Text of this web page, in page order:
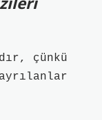
çünkü